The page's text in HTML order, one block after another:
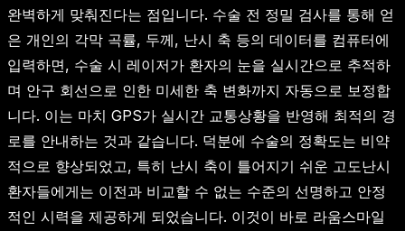
완벽하게 맞춰진다는 점입니다. 수술 전 정밀 검사를 통해 얻
은 개인의 각막 곡률, 두께, 난시 축 등의 데이터를 컴퓨터에
입력하면, 수술 시 레이저가 환자의 눈을 실시간으로 추적하
며 안구 회선으로 인한 미세한 축 변화까지 자동으로 보정합
니다. 이는 마치 GPS가 실시간 교통상황을 반영해 최적의 경
로를 안내하는 것과 같습니다. 덕분에 수술의 정확도는 비약
적으로 향상되었고, 특히 난시 축이 틀어지기 쉬운 고도난시
환자들에게는 이전과 비교할 수 없는 수준의 선명하고 안정
적인 시력을 제공하게 되었습니다. 이것이 바로 라움스마일